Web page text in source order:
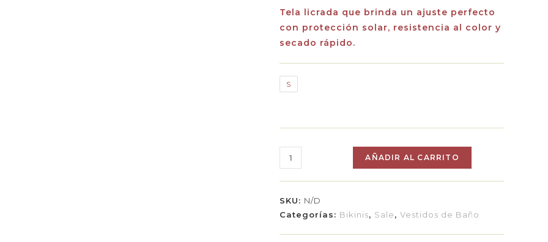
Tela licrada que brinda un ajuste perfecto
con protección solar, resistencia al color y
secado rápido.
S
AÑADIR AL CARRITO
SKU: N/D
Categorías: Bikinis, Sale,Vestidos de Baño